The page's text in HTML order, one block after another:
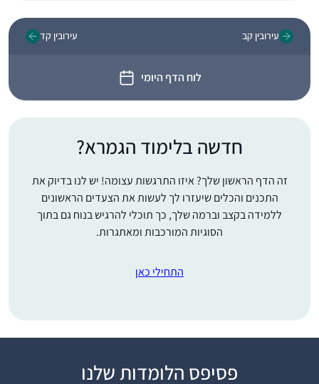
עירובין קב
לוח הדף היומי
עירובין קד
חדשה בלימוד הגמרא?
זה הדף הראשון שלך? איזו התרגשות עצומה! יש לנו בדיוק את
התכנים והכלים שיעזרו לך לעשות את הצעדים הראשונים
ללמידה בקצב וברמה שלך, כך תוכלי להרגיש בנוח גם בתוך
הסוגיות המורכבות ומאתגרות.
התחילי כאן
פסיפס הלומדות שלנו
מוטביציה להתחיל ללמוד